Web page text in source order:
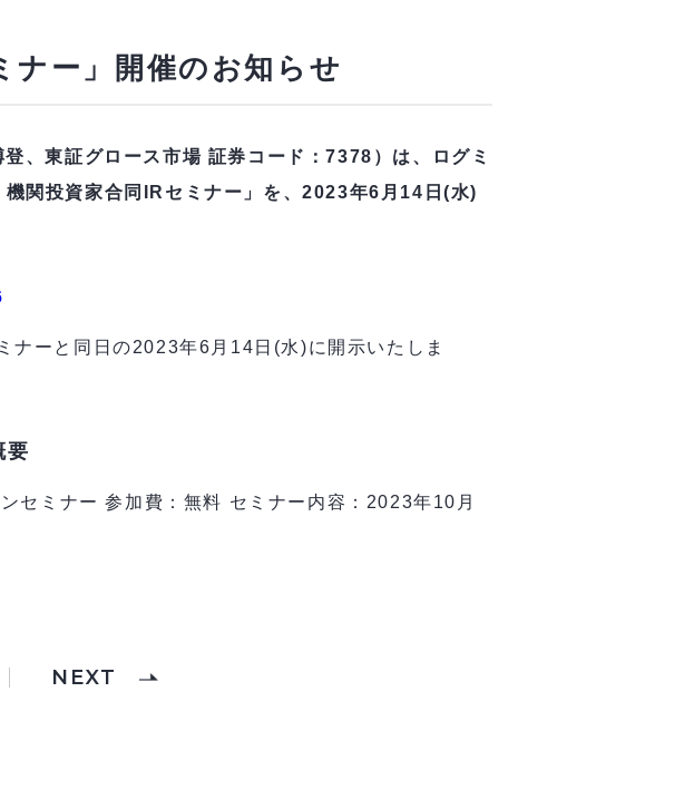
ナー」開催のお知らせ
、東証グロース市場 証券コード：7378）は、ログミ
関投資家合同IRセミナー」を、2023年6月14日(水)
ーと同日の2023年6月14日(水)に開示いたしま
要
ミナー 参加費：無料 セミナー内容：2023年10月
NEXT